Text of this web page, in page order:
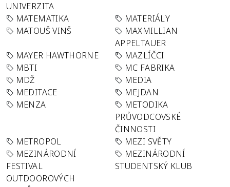
UNIVERZITA
MATEMATIKA
MATERIÁLY
MATOUŠ VINŠ
MAXMILLIAN
APPELTAUER
MAYER HAWTHORNE
MAZLÍČCI
MBTI
MC FABRIKA
MDŽ
MEDIA
MEDITACE
MEJDAN
MENZA
METODIKA
PRŮVODCOVSKÉ
ČINNOSTI
METROPOL
MEZI SVĚTY
MEZINÁRODNÍ
FESTIVAL
OUTDOOROVÝCH
MEZINÁRODNÍ
STUDENTSKÝ KLUB